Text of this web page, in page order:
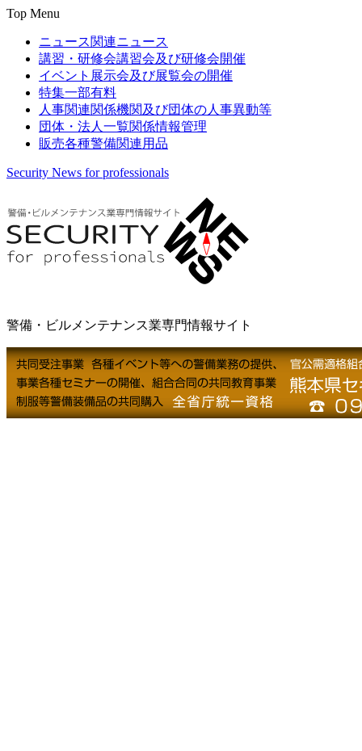
Top Menu
ニュース関連ニュース
講習・研修会講習会及び研修会開催
イベント 展示会及び展覧会の開催
特集一部有料
人事関連関係機関及び団体の人事異動等
団体・法人一覧関係情報管理
販売各種警備関連用品
Security News for professionals
警備・ビルメンテナンス業専門情報サイト